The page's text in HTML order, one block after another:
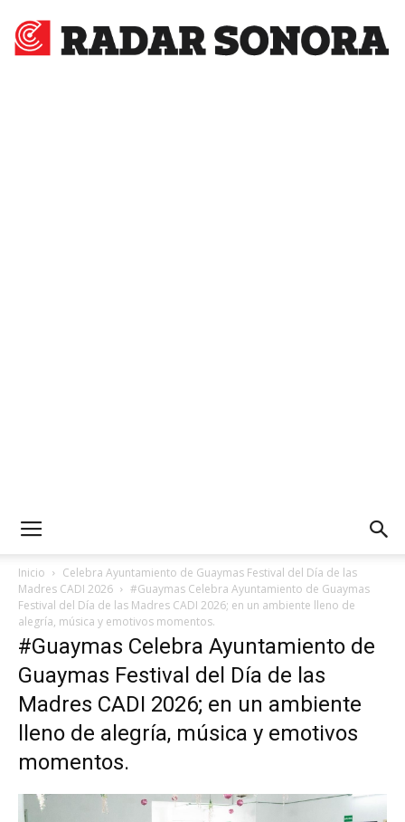
Inicio
Celebra Ayuntamiento de Guaymas Festival del Día de las
Madres CADI 2026
#Guaymas Celebra Ayuntamiento de Guaymas
Festival del Día de las Madres CADI 2026; en un ambiente lleno de
alegría, música y emotivos momentos.
#Guaymas Celebra Ayuntamiento de
Guaymas Festival del Día de las
Madres CADI 2026; en un ambiente
lleno de alegría, música y emotivos
momentos.